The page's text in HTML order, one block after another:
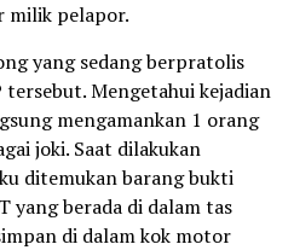
milik pelapor.
yang sedang berpratolis
Mengetahui kejadian
mengamankan 1 orang
joki. Saat dilakukan
ditemukan barang bukti
yang berada di dalam tas
di dalam kok motor